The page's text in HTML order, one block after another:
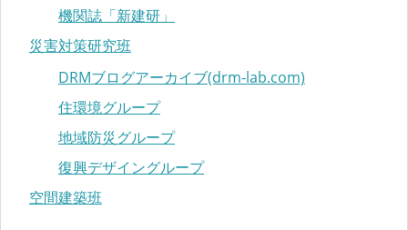
機関誌「新建研」
災害対策研究班
DRMブログアーカイブ(drm-lab.com)
住環境グループ
地域防災グループ
復興デザイングループ
空間建築班